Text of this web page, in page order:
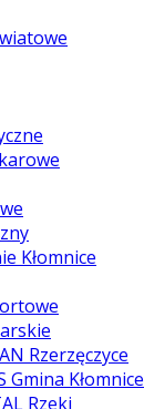
Kłomnice
Rzerzęczyce
Gmina Kłomnice
Rzeki